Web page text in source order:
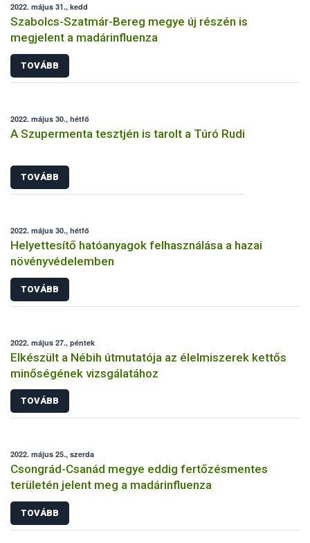
2022. május 31., kedd
Szabolcs-Szatmár-Bereg megye új részén is
megjelent a madárinfluenza
TOVÁBB
2022. május 30., hétfő
A Szupermenta tesztjén is tarolt a Túró Rudi
TOVÁBB
2022. május 30., hétfő
Helyettesítő hatóanyagok felhasználása a hazai
növényvédelemben
TOVÁBB
2022. május 27., péntek
Elkészült a Nébih útmutatója az élelmiszerek kettős
minőségének vizsgálatához
TOVÁBB
2022. május 25., szerda
Csongrád-Csanád megye eddig fertőzésmentes
területén jelent meg a madárinfluenza
TOVÁBB